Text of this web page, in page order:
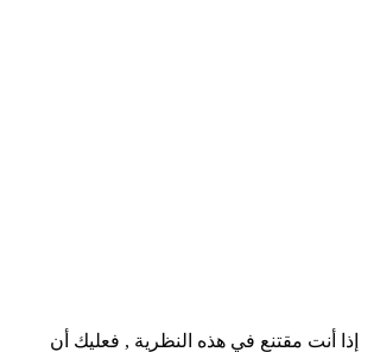
إذا أنت مقتنع في هذه النظرية , فعليك أن